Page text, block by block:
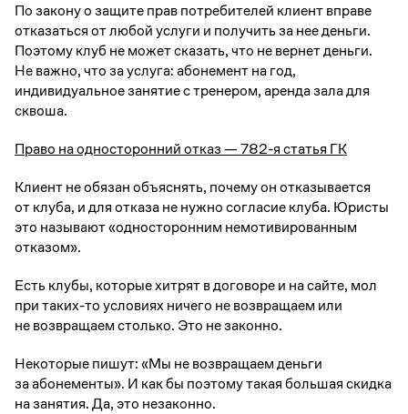
По закону о защите прав потребителей клиент вправе
отказаться от любой услуги и получить за нее деньги.
Поэтому клуб не может сказать, что не вернет деньги.
Не важно, что за услуга: абонемент на год,
индивидуальное занятие с тренером, аренда зала для
сквоша.
Право на односторонний отказ — 782-я статья ГК
Клиент не обязан объяснять, почему он отказывается
от клуба, и для отказа не нужно согласие клуба. Юристы
это называют «односторонним немотивированным
отказом».
Есть клубы, которые хитрят в договоре и на сайте, мол
при таких-то условиях ничего не возвращаем или
не возвращаем столько. Это не законно.
Некоторые пишут: «Мы не возвращаем деньги
за абонементы». И как бы поэтому такая большая скидка
на занятия. Да, это незаконно.